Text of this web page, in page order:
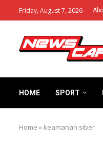
Friday, August 7, 2026
HOME SPORT
Home » keamanan siber